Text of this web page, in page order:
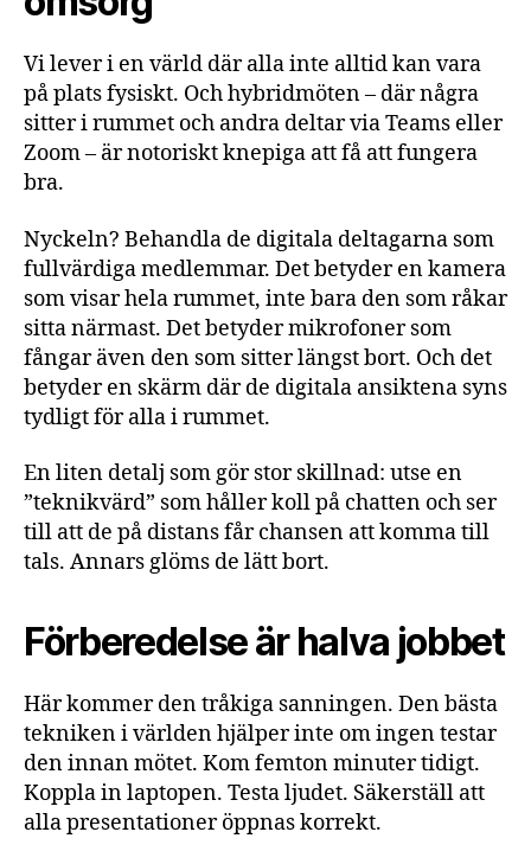
Vi lever i en värld där alla inte alltid kan vara
på plats fysiskt. Och hybridmöten – där några
sitter i rummet och andra deltar via Teams eller
Zoom – är notoriskt knepiga att få att fungera
bra.
Nyckeln? Behandla de digitala deltagarna som
fullvärdiga medlemmar. Det betyder en kamera
som visar hela rummet, inte bara den som råkar
sitta närmast. Det betyder mikrofoner som
fångar även den som sitter längst bort. Och det
betyder en skärm där de digitala ansiktena syns
tydligt för alla i rummet.
En liten detalj som gör stor skillnad: utse en
”teknikvärd” som håller koll på chatten och ser
till att de på distans får chansen att komma till
tals. Annars glöms de lätt bort.
Förberedelse är halva jobbet
Här kommer den tråkiga sanningen. Den bästa
tekniken i världen hjälper inte om ingen testar
den innan mötet. Kom femton minuter tidigt.
Koppla in laptopen. Testa ljudet. Säkerställ att
alla presentationer öppnas korrekt.